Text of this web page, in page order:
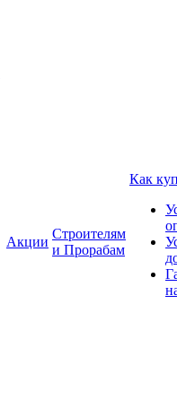
Акции
Строителям
и Прорабам
Как